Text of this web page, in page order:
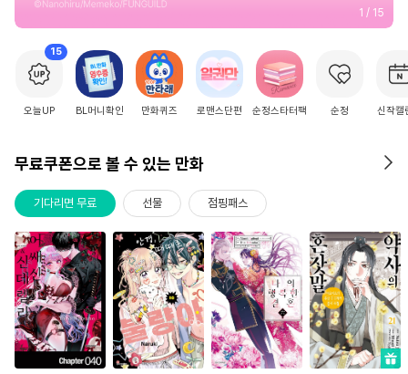
2 / 15
15
오늘UP BL머니확인 만화퀴즈 로맨스단편 순정스타터팩 순정 신작캘
무료쿠폰으로 볼 수 있는 만화
기다리면 무료 선물 점핑패스